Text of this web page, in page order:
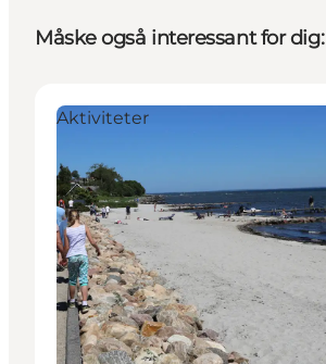
Måske også interessant for dig:
Aktiviteter